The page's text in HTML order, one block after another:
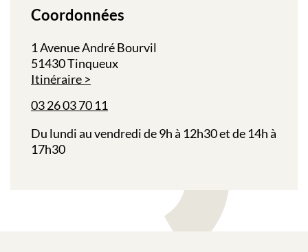
Coordonnées
1 Avenue André Bourvil
51430 Tinqueux
Itinéraire
03 26 03 70 11
Du lundi au vendredi de 9h à 12h30 et de 14h à
17h30